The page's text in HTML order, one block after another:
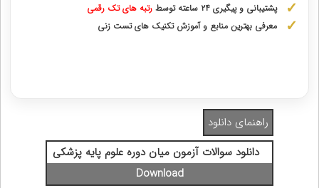
پشتیبانی و پیگیری ۲۴ ساعته توسط
رتبه‌ های تک رقمی
معرفی بهترین منابع و آموزش تکنیک های تست زنی
راهنمای دانلود
دانلود سوالات آزمون میان دوره علوم پایه پزشکی